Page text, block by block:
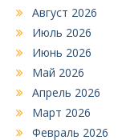
Август 2026
Июль 2026
Июнь 2026
Май 2026
Апрель 2026
Март 2026
Февраль 2026